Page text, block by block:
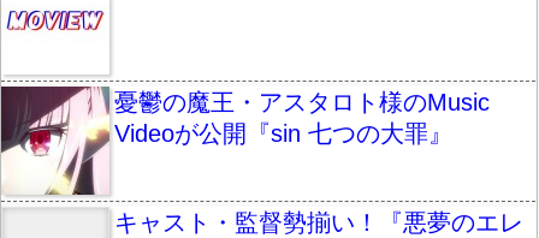
憂鬱の魔王・アスタロト様のMusic
Videoが公開『sin 七つの大罪』
キャスト・監督勢揃い！『悪夢のエレ